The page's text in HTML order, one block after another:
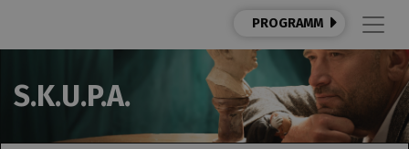
PROGRAMM
S.K.U.P.A.